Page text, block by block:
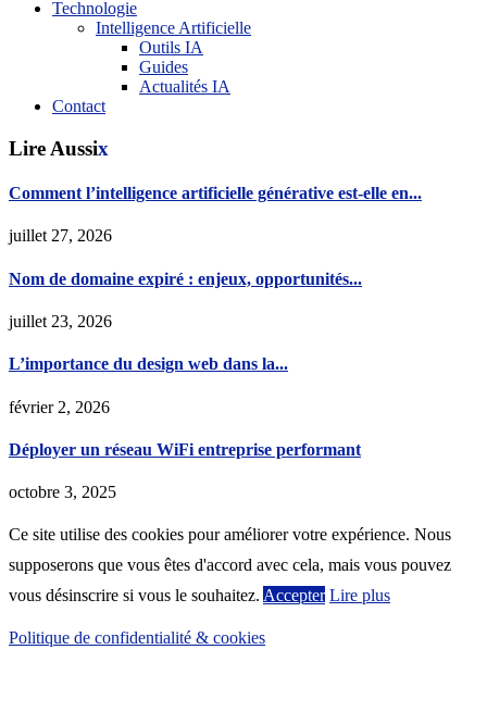
Technologie
Intelligence Artificielle
Outils IA
Guides
Actualités IA
Contact
Lire Aussix
Comment l’intelligence artificielle générative est-elle en...
juillet 27, 2026
Nom de domaine expiré : enjeux, opportunités...
juillet 23, 2026
L’importance du design web dans la...
février 2, 2026
Déployer un réseau WiFi entreprise performant
octobre 3, 2025
Ce site utilise des cookies pour améliorer votre expérience. Nous
supposerons que vous êtes d'accord avec cela, mais vous pouvez
vous désinscrire si vous le souhaitez. Accepter Lire plus
Politique de confidentialité & cookies